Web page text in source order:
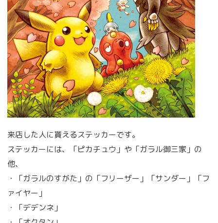
来店した人に貰えるステッカーです。
ステッカーには、「ピカチュウ」や「ガラル御三家」の
他、
・「ガラルのすがた」の「フリーザー」「サンダー」「フ
ァイヤー」
・「デデンネ」